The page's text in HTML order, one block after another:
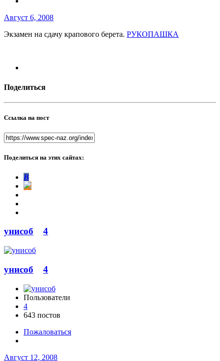
Август 6, 2008
Экзамен на сдачу крапового берета. РУКОПАШКА
Поделиться
Ссылка на пост
Поделиться на этих сайтах:
В
унисоб 4
унисоб 4
Пользователи
4
643 постов
Пожаловаться
Август 12, 2008